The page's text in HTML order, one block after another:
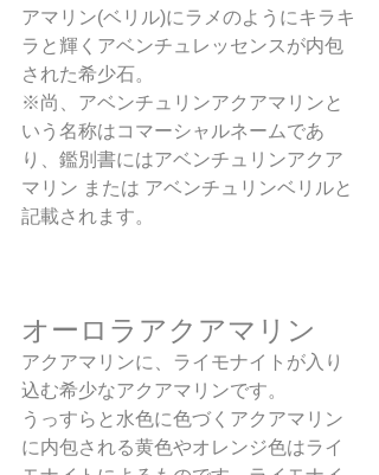
アマリン(ベリル)にラメのようにキラキ
ラと輝くアベンチュレッセンスが内包
された希少石。
※尚、アベンチュリンアクアマリンと
いう名称はコマーシャルネームであ
り、鑑別書にはアベンチュリンアクア
マリン または アベンチュリンベリルと
記載されます。
オーロラアクアマリン
アクアマリンに、ライモナイトが入り
込む希少なアクアマリンです。
うっすらと水色に色づくアクアマリン
に内包される黄色やオレンジ色はライ